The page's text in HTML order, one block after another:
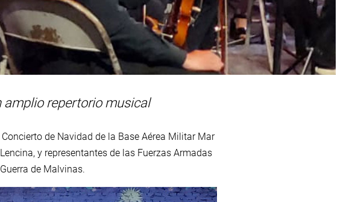
repertorio musical
de Navidad de la Base Aérea Militar Mar
y representantes de las Fuerzas Armadas
de Malvinas.